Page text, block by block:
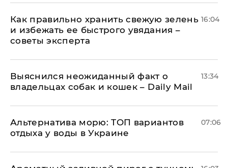
Как правильно хранить свежую зелень
и избежать ее быстрого увядания –
советы эксперта
16:04
Выяснился неожиданный факт о
владельцах собак и кошек – Daily Mail
13:34
Альтернатива морю: ТОП вариантов
отдыха у воды в Украине
07:06